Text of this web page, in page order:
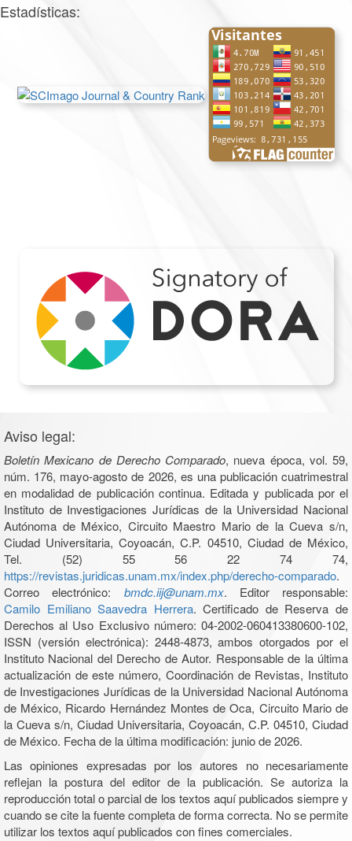
Estadísticas:
Aviso legal:
Boletín Mexicano de Derecho Comparado, nueva época, vol. 59,
núm. 176, mayo-agosto de 2026, es una publicación cuatrimestral
en modalidad de publicación continua. Editada y publicada por el
Instituto de Investigaciones Jurídicas de la Universidad Nacional
Autónoma de México, Circuito Maestro Mario de la Cueva s/n,
Ciudad Universitaria, Coyoacán, C.P. 04510, Ciudad de México,
Tel. (52) 55 56 22 74 74,
https://revistas.juridicas.unam.mx/index.php/derecho-comparado.
Correo electrónico: bmdc.iij@unam.mx. Editor responsable:
Camilo Emiliano Saavedra Herrera. Certificado de Reserva de
Derechos al Uso Exclusivo número: 04-2002-060413380600-102,
ISSN (versión electrónica): 2448-4873, ambos otorgados por el
Instituto Nacional del Derecho de Autor. Responsable de la última
actualización de este número, Coordinación de Revistas, Instituto
de Investigaciones Jurídicas de la Universidad Nacional Autónoma
de México, Ricardo Hernández Montes de Oca, Circuito Mario de
la Cueva s/n, Ciudad Universitaria, Coyoacán, C.P. 04510, Ciudad
de México. Fecha de la última modificación: junio de 2026.
Las opiniones expresadas por los autores no necesariamente
reflejan la postura del editor de la publicación. Se autoriza la
reproducción total o parcial de los textos aquí publicados siempre y
cuando se cite la fuente completa de forma correcta. No se permite
utilizar los textos aquí publicados con fines comerciales.